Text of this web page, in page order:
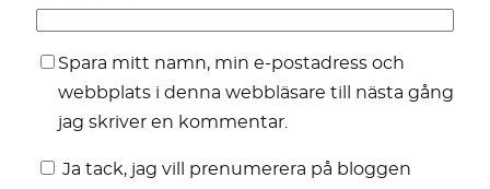
Spara mitt namn, min e-postadress och
webbplats i denna webbläsare till nästa gång
jag skriver en kommentar.
Ja tack, jag vill prenumerera på bloggen